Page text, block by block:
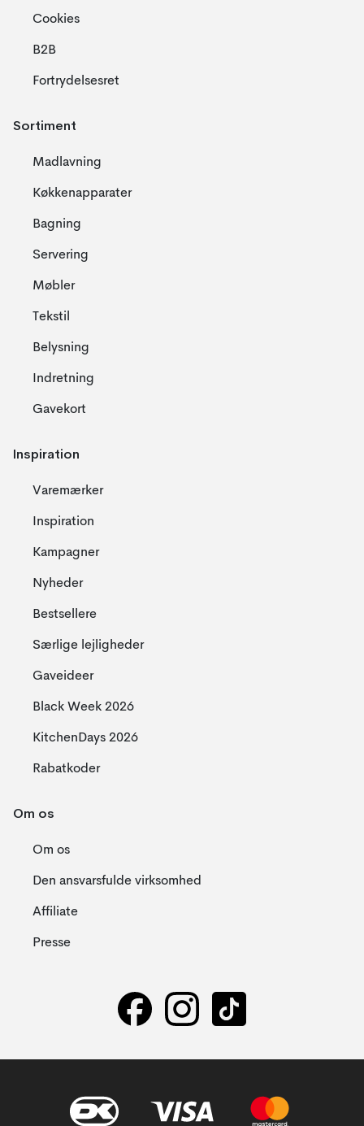
Cookies
B2B
Fortrydelsesret
Sortiment
Madlavning
Køkkenapparater
Bagning
Servering
Møbler
Tekstil
Belysning
Indretning
Gavekort
Inspiration
Varemærker
Inspiration
Kampagner
Nyheder
Bestsellere
Særlige lejligheder
Gaveideer
Black Week 2026
KitchenDays 2026
Rabatkoder
Om os
Om os
Den ansvarsfulde virksomhed
Affiliate
Presse